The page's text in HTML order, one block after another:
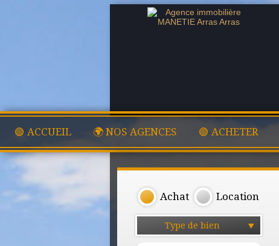
🟢 ACCUEIL 🌍 NOS AGENCES 🟢 ACHETER
Achat Location
Type de bien